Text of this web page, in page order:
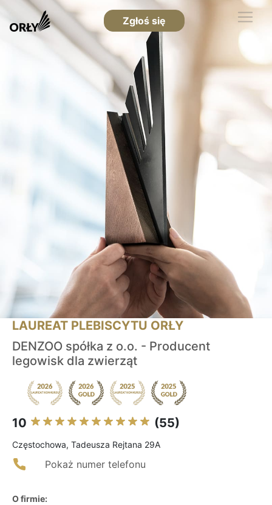
Zgłoś się
LAUREAT PLEBISCYTU ORŁY
DENZOO spółka z o.o. - Producent
legowisk dla zwierząt
10 (55)
Częstochowa, Tadeusza Rejtana 29A
Pokaż numer telefonu
O firmie: